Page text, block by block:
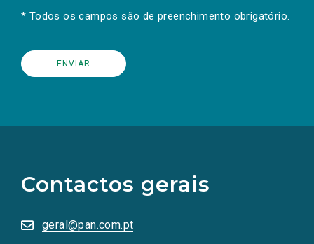
* Todos os campos são de preenchimento obrigatório.
Contactos gerais
geral@pan.com.pt
redes
sociais
numa
nova